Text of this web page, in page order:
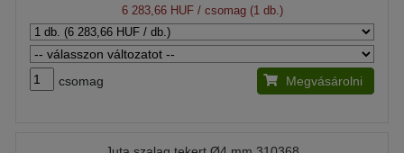
6 283,66 HUF/ csomag (1 db.)
csomag Megvásárolni